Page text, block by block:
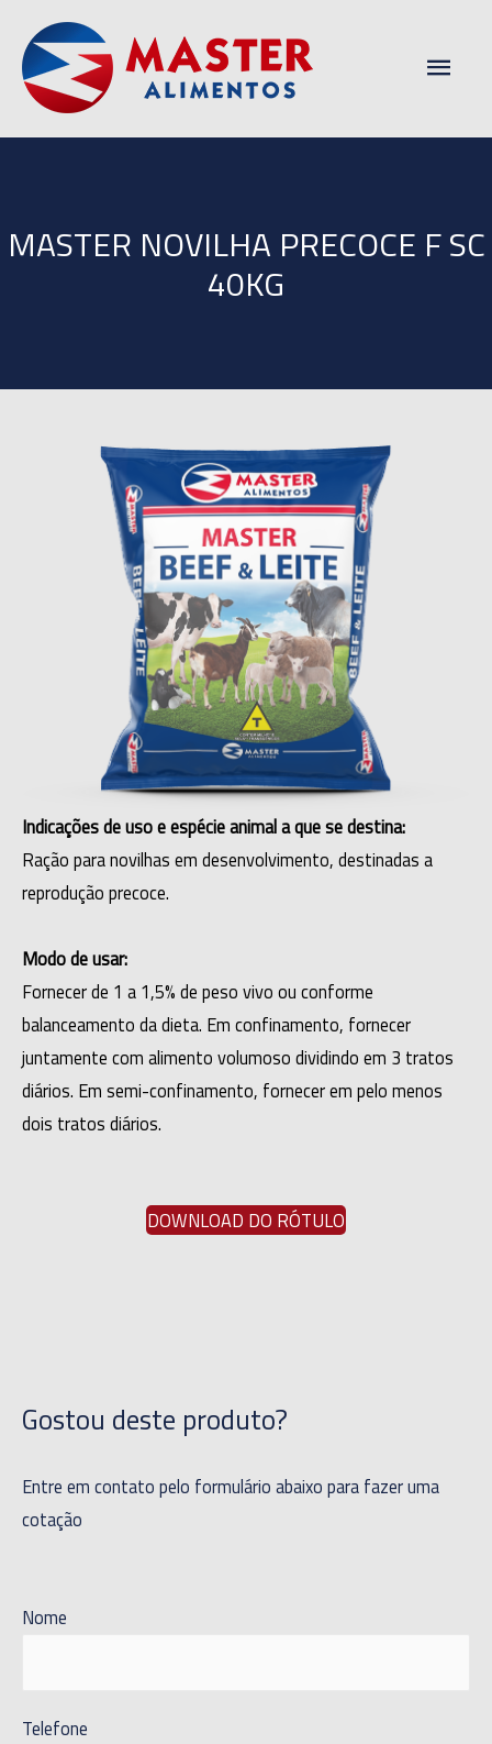
MASTER NOVILHA PRECOCE F SC
40KG
Indicações de uso e espécie animal a que se destina:
Ração para novilhas em desenvolvimento, destinadas a
reprodução precoce.
Modo de usar:
Fornecer de 1 a 1,5% de peso vivo ou conforme
balanceamento da dieta. Em confinamento, fornecer
juntamente com alimento volumoso dividindo em 3 tratos
diários. Em semi-confinamento, fornecer em pelo menos
dois tratos diários.
DOWNLOAD DO RÓTULO
Gostou deste produto?
Entre em contato pelo formulário abaixo para fazer uma
cotação
Nome
Telefone